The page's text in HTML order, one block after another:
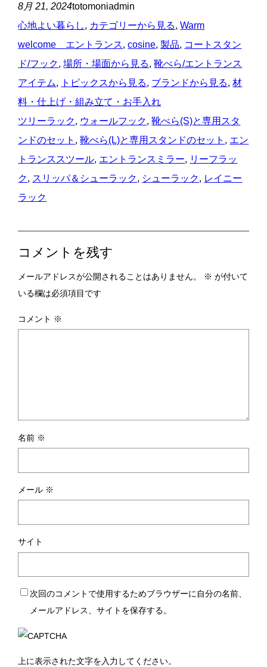
8月 21, 2024totomoniadmin
心地よい暮らし, カテゴリーから見る, Warm
welcome エントランス, cosine, 製品, コートスタン
ド/フック, 場所・場面から見る, 靴べら/エントランス
アイテム, トピックスから見る, ブランドから見る, 材
料・仕上げ・組み立て・お手入れ
ツリーラック, ウォールフック, 靴べら(S)と専用スタ
ンドのセット , 靴べら(L)と専用スタンドのセット , エン
トランススツール, エントランスミラー, リーフラッ
ク, スリッパ＆シューラック, シューラック, レイニー
ラック
コメントを残す
メールアドレスが公開されることはありません。 ※ が付いて
いる欄は必須項目です
コメント ※
名前 ※
メール ※
サイト
次回のコメントで使用するためブラウザーに自分の名前、
メールアドレス、サイトを保存する。
上に表示された文字を入力してください。